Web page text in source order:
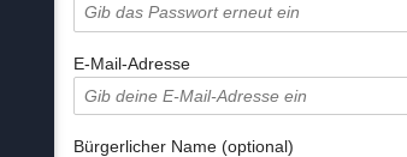
E-Mail-Adresse
Bürgerlicher Name (optional)